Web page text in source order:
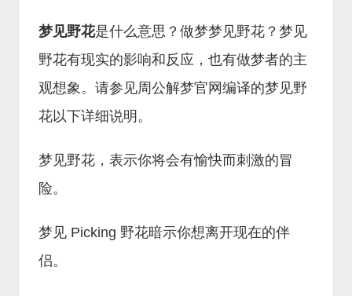
梦见野花是什么意思？做梦梦见野花？梦见
野花有现实的影响和反应，也有做梦者的主
观想象。请参见周公解梦官网编译的梦见野
花以下详细说明。
梦见野花，表示你将会有愉快而刺激的冒
险。
梦见 Picking 野花暗示你想离开现在的伴
侣。